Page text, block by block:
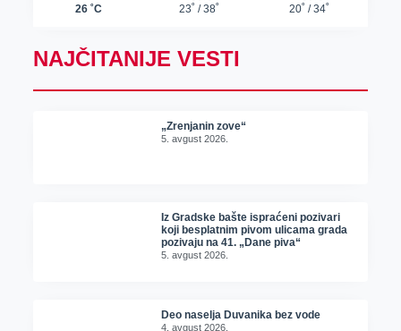
NAJČITANIJE VESTI
„Zrenjanin zove“
5. avgust 2026.
Iz Gradske bašte ispraćeni pozivari
koji besplatnim pivom ulicama grada
pozivaju na 41. „Dane piva“
5. avgust 2026.
Deo naselja Duvanika bez vode
4. avgust 2026.